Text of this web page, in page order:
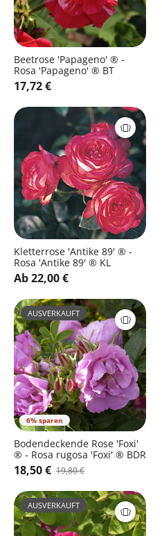
Beetrose 'Papageno' ® -
Rosa 'Papageno' ® BT
17,72 €
Kletterrose 'Antike 89' ® -
Rosa 'Antike 89' ® KL
Ab 22,00 €
6% sparen
AUSVERKAUFT
Bodendeckende Rose 'Foxi'
® - Rosa rugosa 'Foxi' ® BDR
18,50 € 19,80 €
AUSVERKAUFT